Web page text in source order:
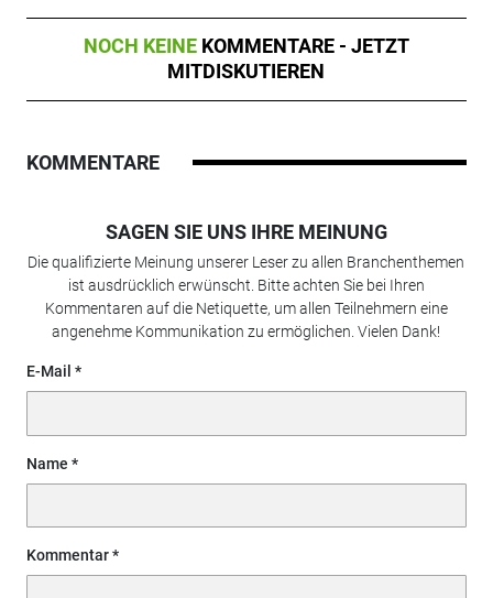
NOCH KEINE KOMMENTARE - JETZT
MITDISKUTIEREN
KOMMENTARE
SAGEN SIE UNS IHRE MEINUNG
Die qualifizierte Meinung unserer Leser zu allen Branchenthemen
ist ausdrücklich erwünscht. Bitte achten Sie bei Ihren
Kommentaren auf die Netiquette, um allen Teilnehmern eine
angenehme Kommunikation zu ermöglichen. Vielen Dank!
E-Mail
Name
Kommentar